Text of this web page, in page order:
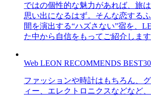
ではの個性的な魅力があれば、旅
思い出になるはず。そんな恋する
間を演出する“ハズさない”宿を、
た中から自信をもってご紹介します
Web LEON RECOMMENDS BEST30
ファッションや時計はもちろん、
ィー、エレクトロニクスなどなど